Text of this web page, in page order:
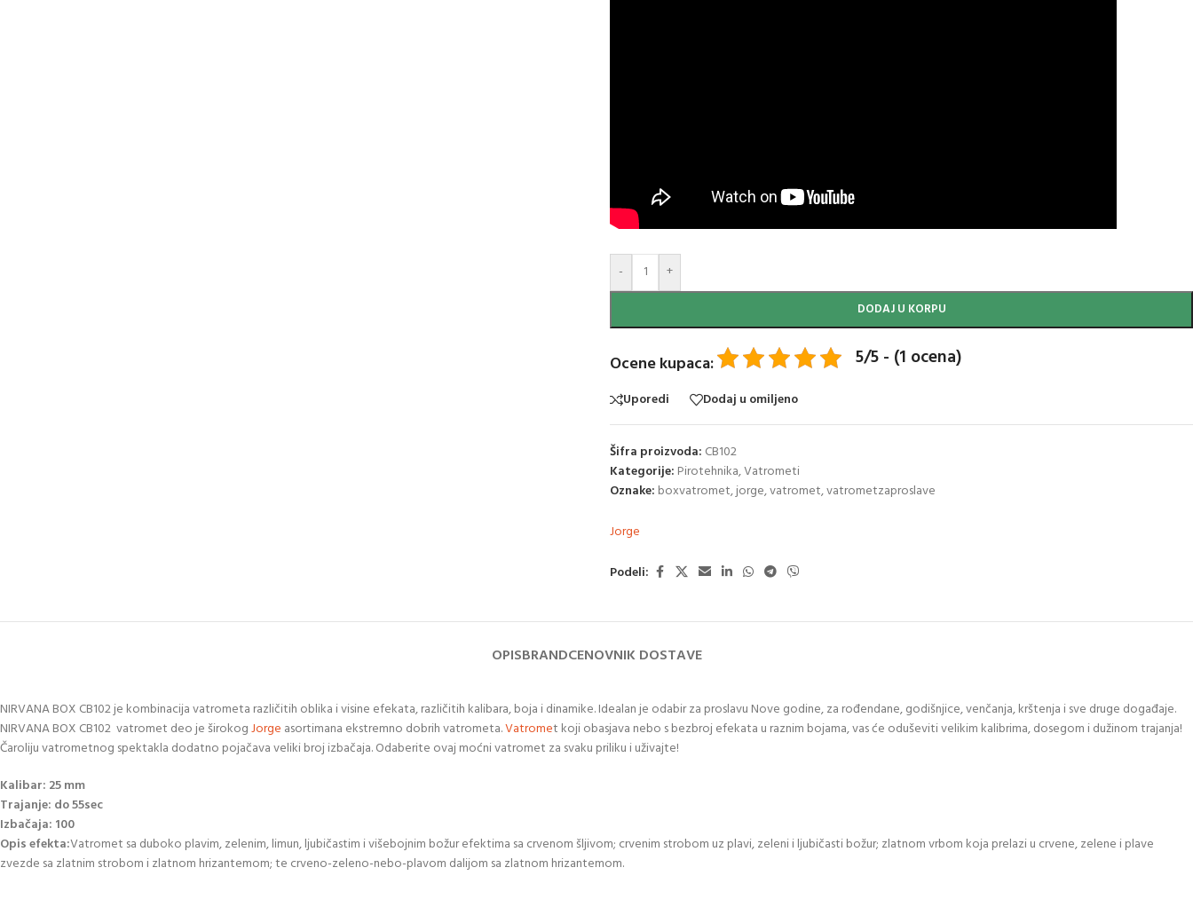
- +
DODAJ U KORPU
Ocene kupaca: 5/5 - (1 ocena)
Uporedi Dodaj u omiljeno
Šifra proizvoda: CB102
Kategorije: Pirotehnika,Vatrometi
Oznake: boxvatromet,jorge,vatromet,vatrometzaproslave
Jorge
Podeli:
OPISBRANDCENOVNIK DOSTAVE
NIRVANA BOX CB102 je kombinacija vatrometa različitih oblika i visine efekata, različitih kalibara, boja i dinamike. Idealan je odabir za proslavu Nove godine, za rođendane, godišnjice, venčanja, krštenja i sve druge događaje.
NIRVANA BOX CB102 vatromet deo je širokogJorge asortimana ekstremno dobrih vatrometa.Vatromet koji obasjava nebo s bezbroj efekata u raznim bojama, vas će oduševiti velikim kalibrima, dosegom i dužinom trajanja!
Čaroliju vatrometnog spektakla dodatno pojačava veliki broj izbačaja. Odaberite ovaj moćni vatromet za svaku priliku i uživajte!
Kalibar: 25 mm
Trajanje: do 55sec
Izbačaja: 100
Opis efekta:Vatromet sa duboko plavim, zelenim, limun, ljubičastim i višebojnim božur efektima sa crvenom šljivom; crvenim strobom uz plavi, zeleni i ljubičasti božur; zlatnom vrbom koja prelazi u crvene, zelene i plave
zvezde sa zlatnim strobom i zlatnom hrizantemom; te crveno-zeleno-nebo-plavom dalijom sa zlatnom hrizantemom.